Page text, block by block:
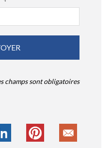
* *
champs sont obligatoires